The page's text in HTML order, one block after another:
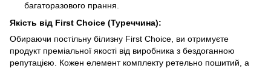
багаторазового прання.
Якість від First Choice (Туреччина):
Обираючи постільну білизну First Choice, ви отримуєте
продукт преміальної якості від виробника з бездоганною
репутацією. Кожен елемент комплекту ретельно пошитий, а